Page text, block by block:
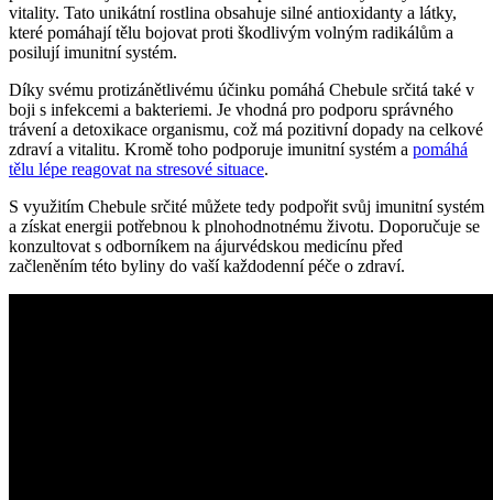
vitality. Tato unikátní rostlina obsahuje silné antioxidanty a látky,
které pomáhají tělu bojovat proti škodlivým volným radikálům a
posilují imunitní systém.
Díky svému protizánětlivému účinku pomáhá Chebule srčitá také v
boji s infekcemi a bakteriemi. Je vhodná pro podporu správného
trávení a detoxikace organismu, což má pozitivní dopady na celkové
zdraví a vitalitu. Kromě toho podporuje imunitní systém a pomáhá
tělu lépe reagovat na stresové situace.
S využitím Chebule srčité můžete tedy podpořit svůj imunitní systém
a získat energii potřebnou k plnohodnotnému životu. Doporučuje se
konzultovat s odborníkem na ájurvédskou medicínu před
začleněním této byliny do vaší každodenní péče o zdraví.